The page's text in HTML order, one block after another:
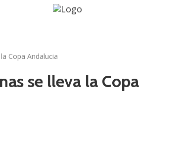
Copa Andalucia
se lleva la Copa